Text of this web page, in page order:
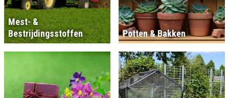
Mest- &
Bestrijdingsstoffen
Potten & Bakken